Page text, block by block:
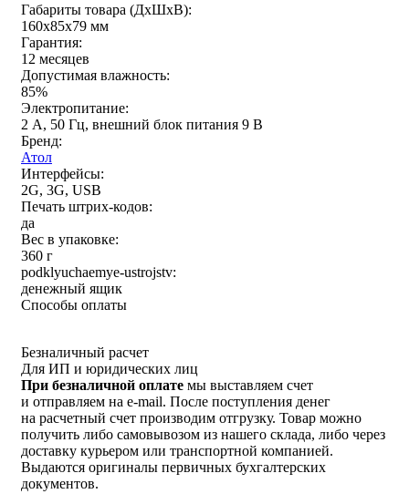
Габариты товара (ДxШxВ):
160х85х79 мм
Гарантия:
12 месяцев
Допустимая влажность:
85%
Электропитание:
2 А, 50 Гц, внешний блок питания 9 В
Бренд:
Атол
Интерфейсы:
2G, 3G, USB
Печать штрих-кодов:
да
Вес в упаковке:
360 г
podklyuchaemye-ustrojstv:
денежный ящик
Способы оплаты
Безналичный расчет
Для ИП и юридических лиц
При безналичной оплате мы выставляем счет
и отправляем на e-mail. После поступления денег
на расчетный счет производим отгрузку. Товар можно
получить либо самовывозом из нашего склада, либо через
доставку курьером или транспортной компанией.
Выдаются оригиналы первичных бухгалтерских
документов.